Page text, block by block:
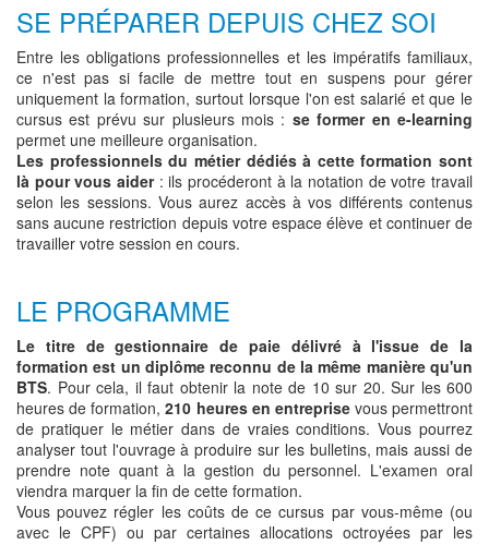
SE PRÉPARER DEPUIS CHEZ SOI
Entre les obligations professionnelles et les impératifs familiaux,
ce n'est pas si facile de mettre tout en suspens pour gérer
uniquement la formation, surtout lorsque l'on est salarié et que le
cursus est prévu sur plusieurs mois : se former en e-learning
permet une meilleure organisation.
Les professionnels du métier dédiés à cette formation sont
là pour vous aider: ils procéderont à la notation de votre travail
selon les sessions. Vous aurez accès à vos différents contenus
sans aucune restriction depuis votre espace élève et continuer de
travailler votre session en cours.
LE PROGRAMME
Le titre de gestionnaire de paie délivré à l'issue de la
formation est un diplôme reconnu de la même manière qu'un
BTS. Pour cela, il faut obtenir la note de 10 sur 20. Sur les 600
heures de formation,210 heures en entreprisevous permettront
de pratiquer le métier dans de vraies conditions. Vous pourrez
analyser tout l'ouvrage à produire sur les bulletins, mais aussi de
prendre note quant à la gestion du personnel. L'examen oral
viendra marquer la fin de cette formation.
Vous pouvez régler les coûts de ce cursus par vous-même (ou
avec le CPF) ou par certaines allocations octroyées par les